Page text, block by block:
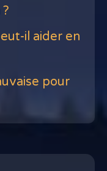
il aider en
pour